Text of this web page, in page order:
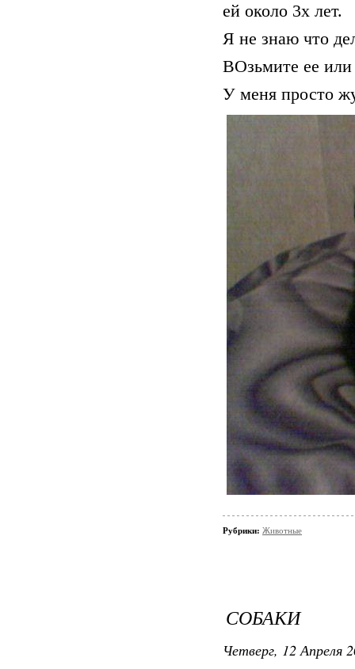
ей около 3х лет.
Я не знаю что
ВОзьмите ее или
У меня просто
Рубрики: Животные
СОБАКИ
Четверг, 12 Апреля